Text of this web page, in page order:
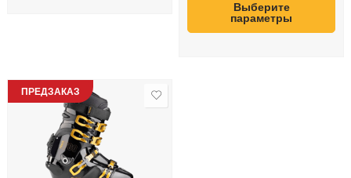
Выберите
параметры
ПРЕДЗАКАЗ